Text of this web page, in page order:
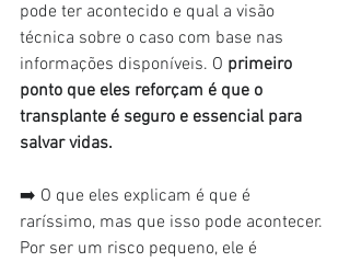
pode ter acontecido e qual a visão
técnica sobre o caso com base nas
informações disponíveis. O primeiro
ponto que eles reforçam é que o
transplante é seguro e essencial para
salvar vidas.
➡️ O que eles explicam é que é
raríssimo, mas que isso pode acontecer.
Por ser um risco pequeno, ele é